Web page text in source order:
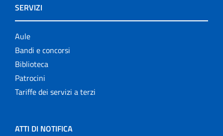
SERVIZI
Aule
Bandi e concorsi
Biblioteca
Patrocini
Tariffe dei servizi a terzi
ATTI DI NOTIFICA